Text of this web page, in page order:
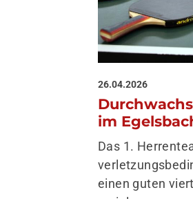
26.04.2026
im
Das 1.
einen guten
Sportart!